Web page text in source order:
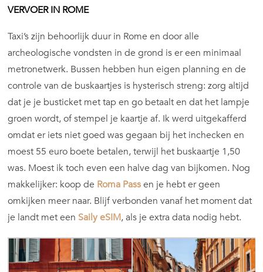
VERVOER IN ROME
Taxi’s zijn behoorlijk duur in Rome en door alle
archeologische vondsten in de grond is er een minimaal
metronetwerk. Bussen hebben hun eigen planning en de
controle van de buskaartjes is hysterisch streng: zorg altijd
dat je je busticket met tap en go betaalt en dat het lampje
groen wordt, of stempel je kaartje af. Ik werd uitgekafferd
omdat er iets niet goed was gegaan bij het inchecken en
moest 55 euro boete betalen, terwijl het buskaartje 1,50
was. Moest ik toch even een halve dag van bijkomen. Nog
makkelijker: koop de Roma Passen je hebt er geen
omkijken meer naar. Blijf verbonden vanaf het moment dat
je landt met een Saily eSIM, als je extra data nodig hebt.